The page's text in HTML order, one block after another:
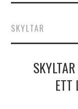
SKYLTAR
ETT